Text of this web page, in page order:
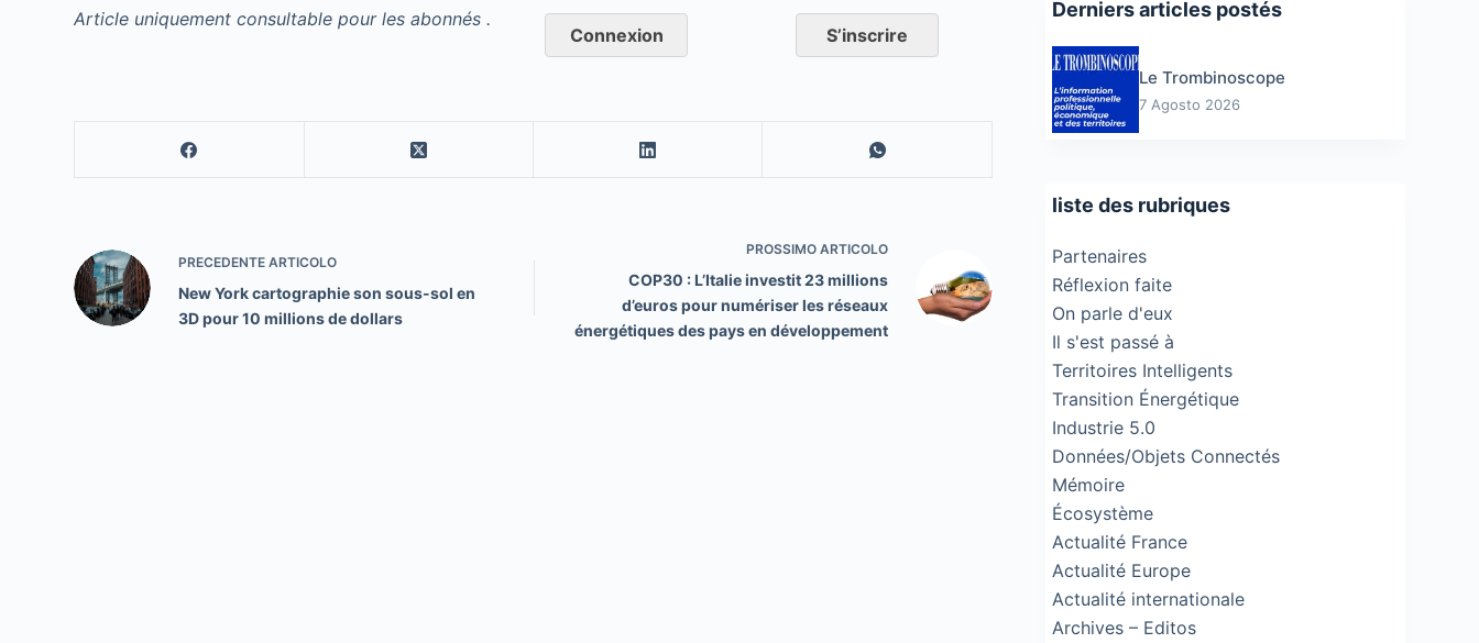
Article uniquement consultable pour les abonnés .
Connexion S’inscrire
PRECEDENTEARTICOLO
New York cartographie son sous-sol en
3D pour 10 millions de dollars
PROSSIMO ARTICOLO
COP30 : L’Italie investit 23 millions
d’euros pour numériser les réseaux
énergétiques des pays en développement
Derniers articles postés
Le Trombinoscope
7 Agosto 2026
liste des rubriques
Partenaires
Réflexion faite
On parle d'eux
Il s'est passé à
Territoires Intelligents
Transition Énergétique
Industrie 5.0
Données/Objets Connectés
Mémoire
Écosystème
Actualité France
Actualité Europe
Actualité internationale
Archives – Editos